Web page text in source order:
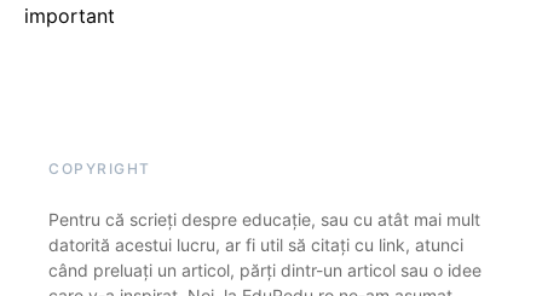
important
COPYRIGHT
Pentru că scrieți despre educație, sau cu atât mai mult
datorită acestui lucru, ar fi util să citați cu link, atunci
când preluați un articol, părți dintr-un articol sau o idee